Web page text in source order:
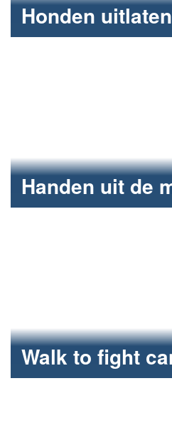
Honden uitlaten
Geld inzamelen voor het
Handen uit de
Fun2care heeft in september
Walk to fight
25 km wandelen met